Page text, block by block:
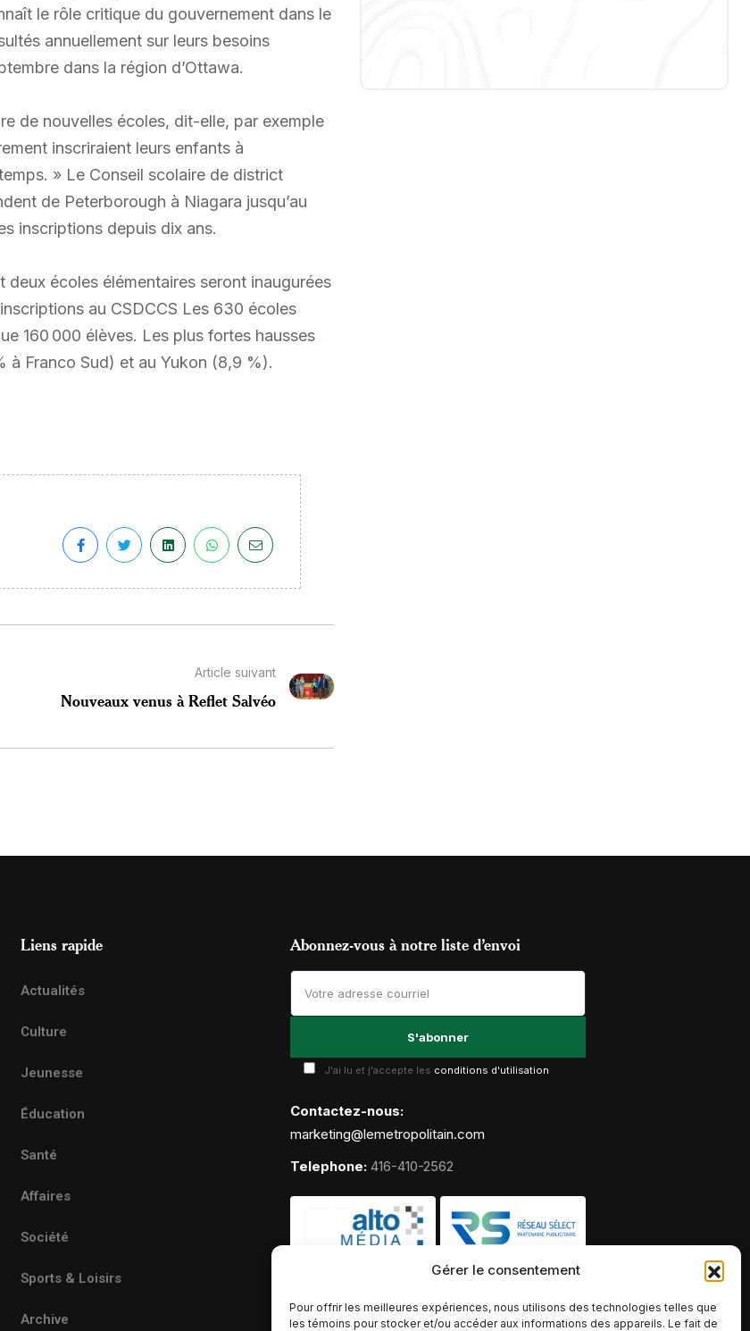
Gérer le consentement
Pour offrir les meilleures expériences, nous utilisons des technologies telles que
les témoins pour stocker et/ou accéder aux informations des appareils. Le fait de
le rôle critique du gouvernement dans le
annuellement sur leurs besoins
dans la région d’Ottawa.
de nouvelles écoles, dit-elle, par exemple
inscriraient leurs enfants à
» Le Conseil scolaire de district
de Peterborough à Niagara jusqu’au
inscriptions depuis dix ans.
écoles élémentaires seront inaugurées
au CSDCCS Les 630 écoles
160 000 élèves. Les plus fortes hausses
à Franco Sud) et au Yukon (8,9 %).
Article suivant
Nouveaux venus à Reflet Salvéo
Liens rapide
Actualités
Culture
Jeunesse
Éducation
Santé
Affaires
Société
Sports & Loisirs
Archive
Abonnez-vous à notre liste d’envoi
J'ai lu et j'accepte les conditions d'utilisation
Contactez-nous:
marketing@lemetropolitain.com
Telephone: 416-410-2562